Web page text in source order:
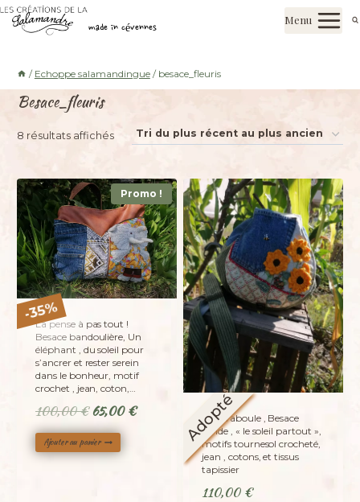
Aller
au
made in cévennes
Menu
/ Echoppe salamandingue / besace_fleuris
Besace_fleuris
8 résultats affichésTrié
plus
récent
au
plus
ancien
Promo !
-35%
La pense à pas tout !
Besace bandoulière, Un
éléphant , du soleil pour
s’ancrer et rester serein
dans le bonheur, motif
crochet , jean, coton,…
100,00€ Le
prix
initial
65,00€Le
Ajouter au panier Adopté
La caraboule , Besace
ronde , « le soleil partout »,
motifs tournesol crocheté,
jean , cotons, et tissus
tapissier
110,00 €